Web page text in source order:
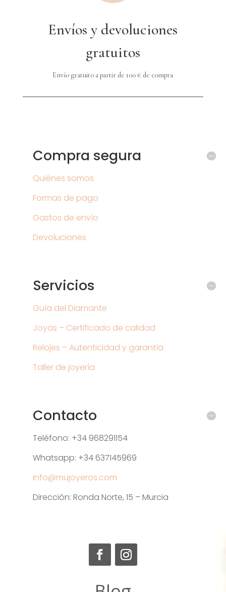
Envíos y devoluciones
gratuitos
Envío gratuito a partir de 100 € de compra
Compra segura
Quiénes somos
Formas de pago
Gastos de envío
Devoluciones
Servicios
Guía del Diamante
Joyas – Certificado de calidad
Relojes – Autenticidad y garantía
Taller de joyería
Contacto
Teléfono: +34 968291154
Whatsapp: +34 637145969
info@mujoyeros.com
Dirección: Ronda Norte, 15 – Murcia